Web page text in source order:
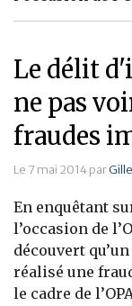
Le délit
ne pas
fraudes
Le 7 mai 2014 par
En enquêtant
l’occasion de
découvert
réalisé une
le cadre de